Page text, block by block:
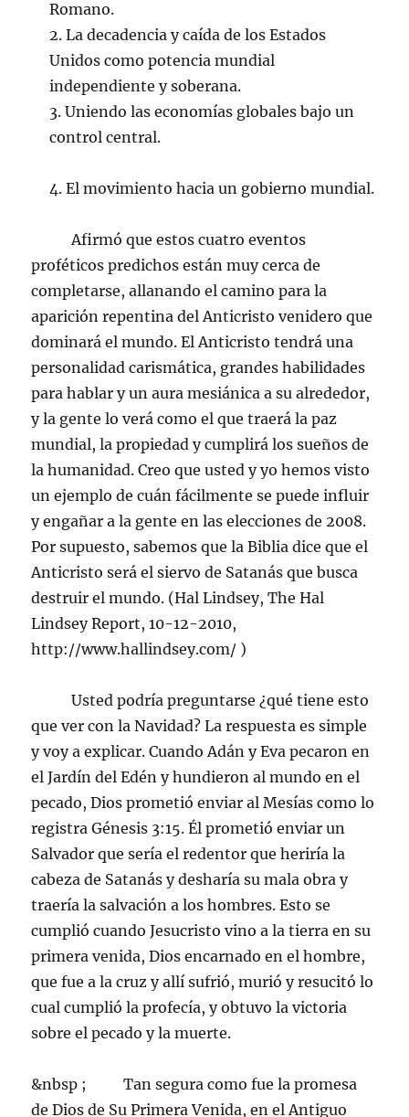
Romano.
2. La decadencia y caída de los Estados
Unidos como potencia mundial
independiente y soberana.
3. Uniendo las economías globales bajo un
control central.
4. El movimiento hacia un gobierno mundial.
Afirmó que estos cuatro eventos
proféticos predichos están muy cerca de
completarse, allanando el camino para la
aparición repentina del Anticristo venidero que
dominará el mundo. El Anticristo tendrá una
personalidad carismática, grandes habilidades
para hablar y un aura mesiánica a su alrededor,
y la gente lo verá como el que traerá la paz
mundial, la propiedad y cumplirá los sueños de
la humanidad. Creo que usted y yo hemos visto
un ejemplo de cuán fácilmente se puede influir
y engañar a la gente en las elecciones de 2008.
Por supuesto, sabemos que la Biblia dice que el
Anticristo será el siervo de Satanás que busca
destruir el mundo. (Hal Lindsey, The Hal
Lindsey Report, 10-12-2010,
http://www.hallindsey.com/ )
Usted podría preguntarse ¿qué tiene esto
que ver con la Navidad? La respuesta es simple
y voy a explicar. Cuando Adán y Eva pecaron en
el Jardín del Edén y hundieron al mundo en el
pecado, Dios prometió enviar al Mesías como lo
registra Génesis 3:15. Él prometió enviar un
Salvador que sería el redentor que heriría la
cabeza de Satanás y desharía su mala obra y
traería la salvación a los hombres. Esto se
cumplió cuando Jesucristo vino a la tierra en su
primera venida, Dios encarnado en el hombre,
que fue a la cruz y allí sufrió, murió y resucitó lo
cual cumplió la profecía, y obtuvo la victoria
sobre el pecado y la muerte.
&nbsp ; Tan segura como fue la promesa
de Dios de Su Primera Venida, en el Antiguo